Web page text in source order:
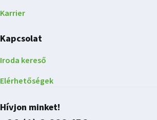
Karrier
Kapcsolat
Iroda kereső
Elérhetőségek
Hívjon minket!